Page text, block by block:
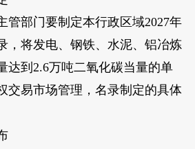
部门要制定本行政区域2027年
，将发电、钢铁、水泥、铝冶炼
达到2.6万吨二氧化碳当量的单
交易市场管理，名录制定的具体